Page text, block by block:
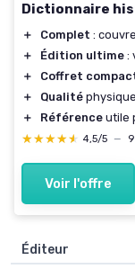
Dictionnaire
＋ Complet :
＋
Édition ultime :
＋
Coffret
＋
Qualité
＋
Référence utile
★★★★★
★★★★★ 4,5/5 —
Voir l'offre
Éditeur